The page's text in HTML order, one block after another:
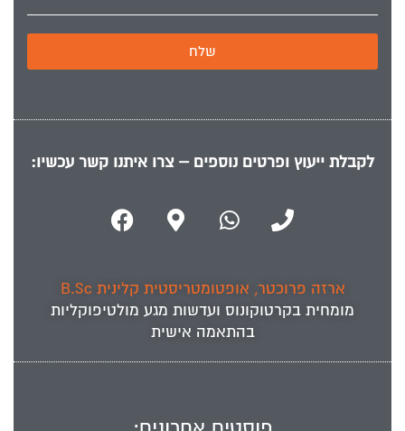
שלח
לקבלת ייעוץ ופרטים נוספים – צרו איתנו קשר עכשיו:
ארזה פרוכטר, אופטומטריסטית קלינית B.Sc
מומחית בקרטוקונוס ועדשות מגע מולטיפוקליות
בהתאמה אישית